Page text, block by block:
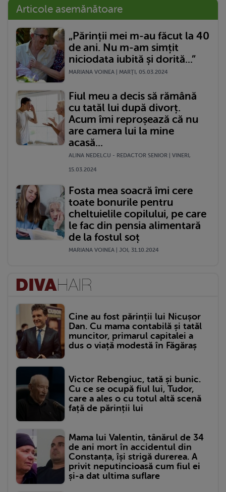
Articole asemănătoare
„Părinții mei m-au făcut la 40
de ani. Nu m-am simțit
niciodata iubită și dorită...”
MARIANA VOINEA | MARŢI, 05.03.2024
Fiul meu a decis să rămână
cu tatăl lui după divorț.
Acum îmi reproșează că nu
are camera lui la mine
acasă...
ALINA NEDELCU - REDACTOR SENIOR | VINERI,
15.03.2024
Fosta mea soacră îmi cere
toate bonurile pentru
cheltuielile copilului, pe care
le fac din pensia alimentară
de la fostul soț
MARIANA VOINEA | JOI, 31.10.2024
Cine au fost părinții lui Nicușor
Dan. Cu mama contabilă și tatăl
muncitor, primarul capitalei a
dus o viață modestă în Făgăraș
Victor Rebengiuc, tată și bunic.
Cu ce se ocupă fiul lui, Tudor,
care a ales o cu totul altă scenă
față de părinții lui
Mama lui Valentin, tânărul de 34
de ani mort în accidentul din
Constanța, își strigă durerea. A
privit neputincioasă cum fiul ei
și-a dat ultima suflare